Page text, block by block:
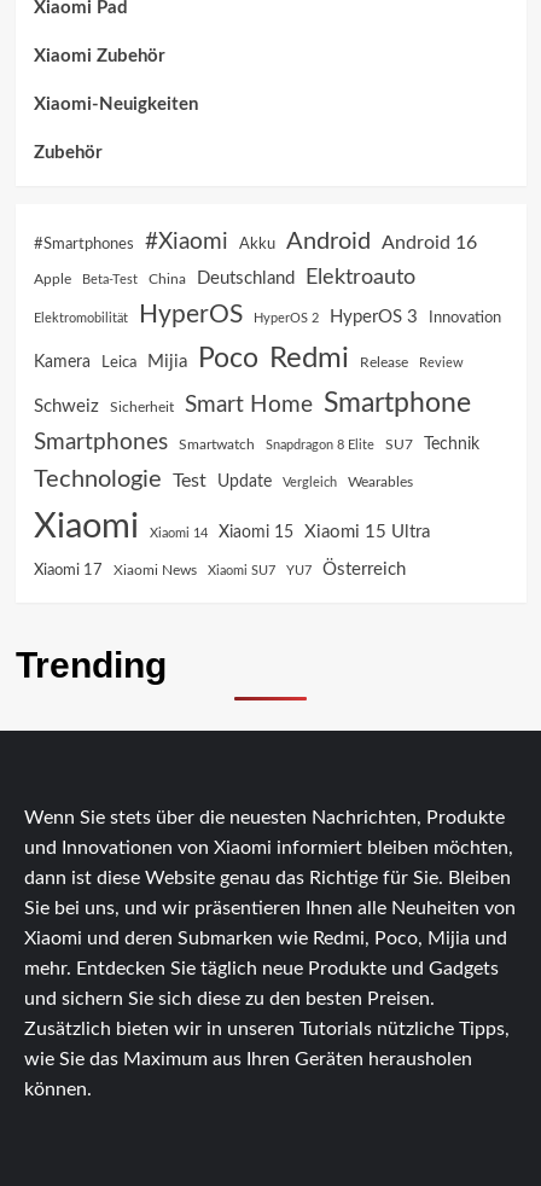
Xiaomi Pad
Xiaomi Zubehör
Xiaomi-Neuigkeiten
Zubehör
#Smartphones #Xiaomi Akku Android Android 16
Apple Beta-Test China Deutschland Elektroauto
Elektromobilität HyperOS HyperOS 2 HyperOS 3 Innovation
Kamera Leica Mijia Poco Redmi Release Review
Schweiz Sicherheit Smart Home Smartphone
Smartphones Smartwatch Snapdragon 8 Elite SU7 Technik
Technologie Test Update Vergleich Wearables
Xiaomi Xiaomi 14 Xiaomi 15 Xiaomi 15 Ultra
Xiaomi 17 Xiaomi News Xiaomi SU7 YU7 Österreich
Trending
Wenn Sie stets über die neuesten Nachrichten, Produkte
und Innovationen von Xiaomi informiert bleiben möchten,
dann ist diese Website genau das Richtige für Sie. Bleiben
Sie bei uns, und wir präsentieren Ihnen alle Neuheiten von
Xiaomi und deren Submarken wie Redmi, Poco, Mijia und
mehr. Entdecken Sie täglich neue Produkte und Gadgets
und sichern Sie sich diese zu den besten Preisen.
Zusätzlich bieten wir in unseren Tutorials nützliche Tipps,
wie Sie das Maximum aus Ihren Geräten herausholen
können.